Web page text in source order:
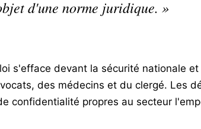
d'une norme juridique. »
s'efface devant la sécurité nationale
des médecins et du clergé. Les
confidentialité propres au secteur